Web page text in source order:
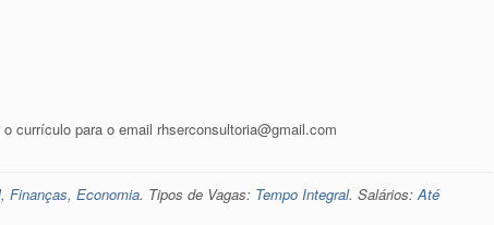
currículo para o email rhserconsultoria@gmail.com
Finanças, Economia. Tipos de Vagas: Tempo Integral. Salários:Até